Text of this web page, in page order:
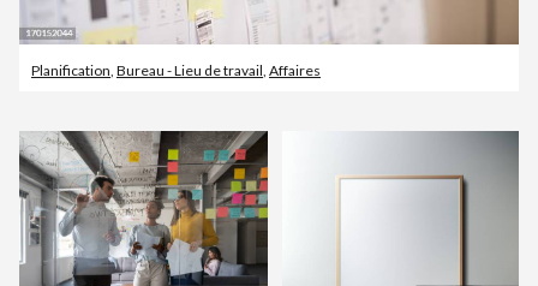
Planification, Bureau - Lieu de travail, Affaires